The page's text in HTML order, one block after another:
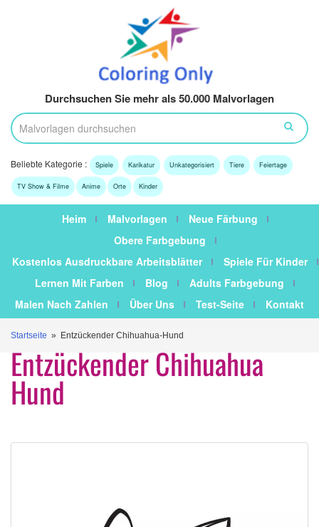
Durchsuchen Sie mehr als 50.000 Malvorlagen
Beliebte Kategorie : Spiele Karikatur Unkategorisiert Tiere Feiertage
TV Show & Filme Anime Orte Kinder
Heim Malvorlagen
Neue Färbung
Obere Farbgebung
Kostenlos Ausdruckbare Arbeitsblätter
Spiele Für Kinder
Lernen Mit Farben
Blog
Adults Farbgebung
Malen Nach Zahlen
Über Uns Test-Seite Kontakt
Startseite » Entzückender Chihuahua-Hund
Entzückender Chihuahua
Hund